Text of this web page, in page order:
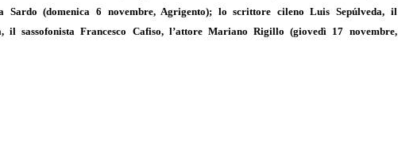
Sardo(domenica 6 novembre,Agrigento); lo scrittore cilenoLuis Sepúlveda, il
, il sassofonistaFrancesco Cafiso, l’attore Mariano Rigillo (giovedì 17 novembre,